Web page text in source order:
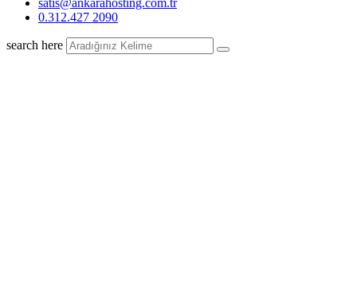
satis@ankarahosting.com.tr
0.312.427 2090
search here